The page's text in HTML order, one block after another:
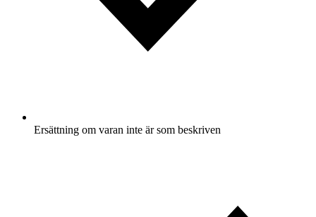
Ersättning om varan inte är som beskriven